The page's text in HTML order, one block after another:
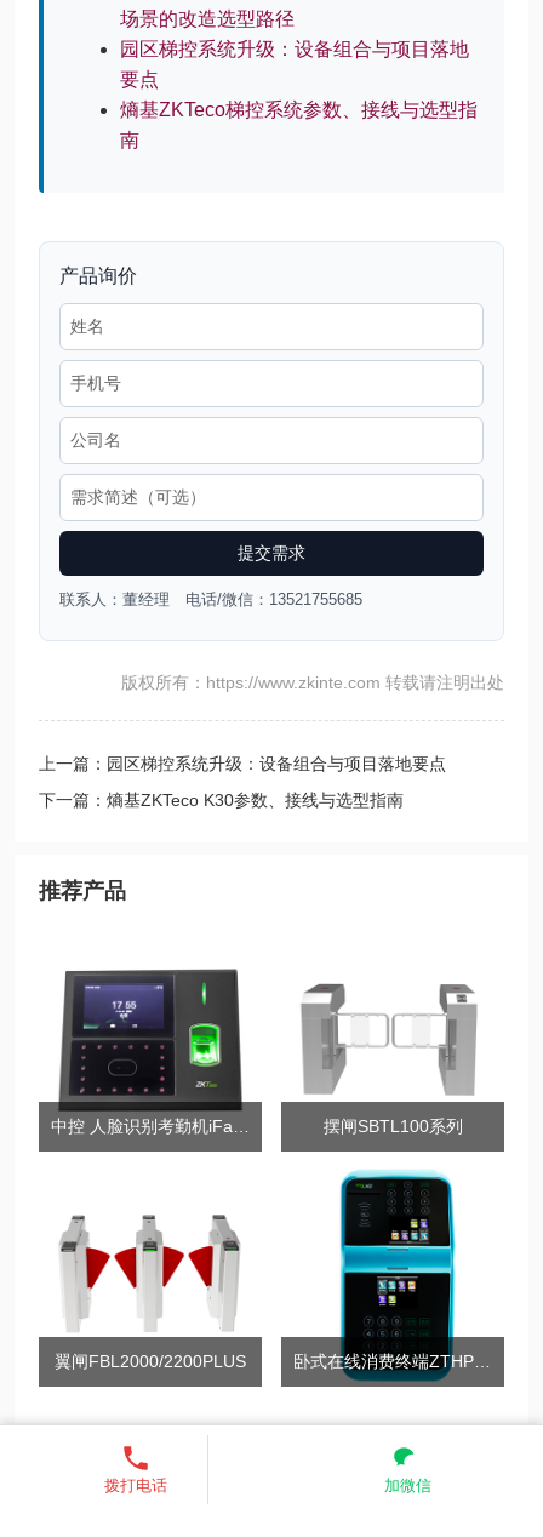
场景的改造选型路径
园区梯控系统升级：设备组合与项目落地
要点
熵基ZKTeco梯控系统参数、接线与选型指
南
产品询价
提交需求
联系人：董经理 电话/微信：13521755685
版权所有：https://www.zkinte.com 转载请注明出处
上一篇：园区梯控系统升级：设备组合与项目落地要点
下一篇：熵基ZKTeco K30参数、接线与选型指南
推荐产品
摆闸SBTL100系列
翼闸FBL2000/2200PLUS
拨打电话 加微信
13521755685 发送短信